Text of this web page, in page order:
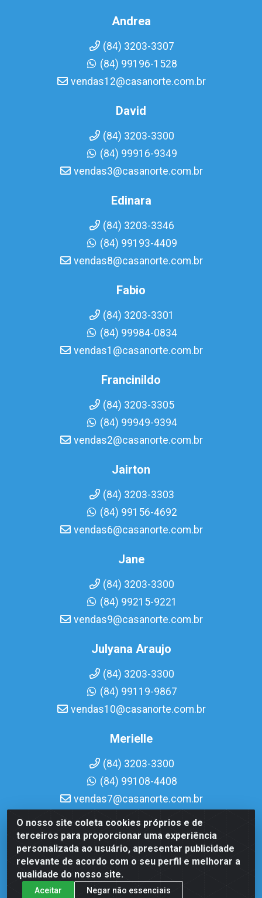
O nosso site coleta cookies próprios e de
terceiros para proporcionar uma experiência
personalizada ao usuário, apresentar publicidade
relevante de acordo com o seu perfil e melhorar a
qualidade do nosso site.
Aceitar Negar não essenciais
Andrea
(84) 3203-3307
(84) 99196-1528
vendas12@casanorte.com.br
David
(84) 3203-3300
(84) 99916-9349
vendas3@casanorte.com.br
Edinara
(84) 3203-3346
(84) 99193-4409
vendas8@casanorte.com.br
Fabio
(84) 3203-3301
(84) 99984-0834
vendas1@casanorte.com.br
Francinildo
(84) 3203-3305
(84) 99949-9394
vendas2@casanorte.com.br
Jairton
(84) 3203-3303
(84) 99156-4692
vendas6@casanorte.com.br
Jane
(84) 3203-3300
(84) 99215-9221
vendas9@casanorte.com.br
Julyana Araujo
(84) 3203-3300
(84) 99119-9867
vendas10@casanorte.com.br
Merielle
(84) 3203-3300
(84) 99108-4408
vendas7@casanorte.com.br
Casa Norte LTDA - Av. Interventor Mário Câmara, 1815 -
Dix-Sept Rosado, Natal/RN - CEP 59054-600 - CNPJ
08.713.513/0001-51